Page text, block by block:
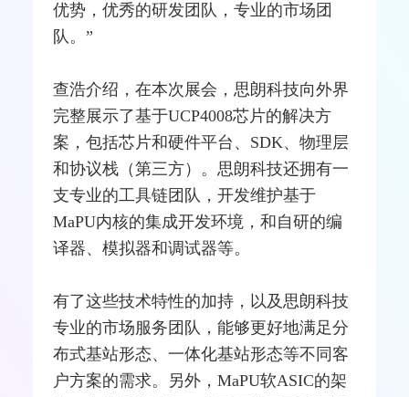
优势，优秀的研发团队，专业的市场团
队。”
查浩介绍，在本次展会，思朗科技向外界
完整展示了基于UCP4008芯片的解决方
案，包括芯片和硬件平台、SDK、物理层
和协议栈（第三方）。思朗科技还拥有一
支专业的工具链团队，开发维护基于
MaPU内核的集成开发环境，和自研的编
译器、模拟器和调试器等。
有了这些技术特性的加持，以及思朗科技
专业的市场服务团队，能够更好地满足分
布式基站形态、一体化基站形态等不同客
户方案的需求。另外，MaPU软ASIC的架